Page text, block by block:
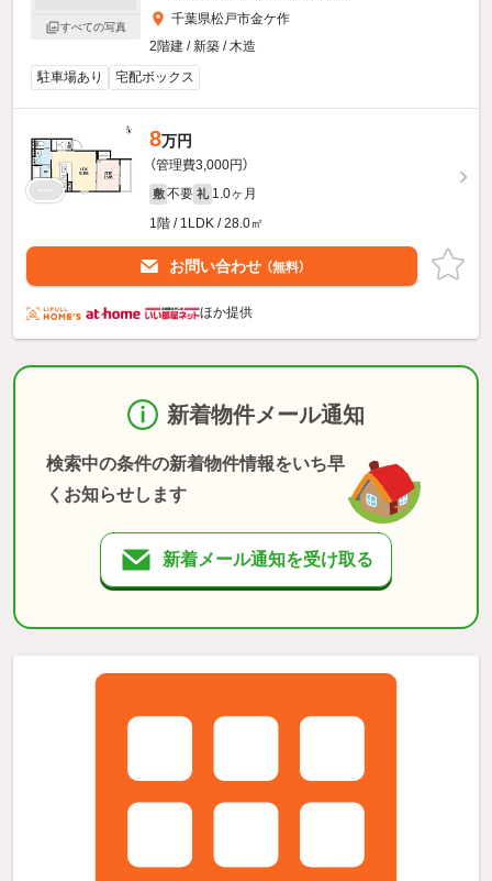
すべての写真
千葉県松戸市金ケ作
2階建 / 新築 / 木造
駐車場あり
宅配ボックス
8万円
（管理費3,000円）
敷 不要 礼 1.0ヶ月
1階 / 1LDK / 28.0㎡
お問い合わせ （無料）
ほか提供
新着物件メール通知
検索中の条件の新着物件情報をいち早
くお知らせします
新着メール通知を受け取る